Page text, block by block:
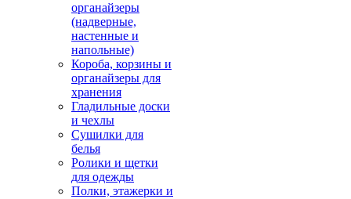
органайзеры
(надверные,
настенные и
напольные)
Короба, корзины и
органайзеры для
хранения
Гладильные доски
и чехлы
Сушилки для
белья
Ролики и щетки
для одежды
Полки, этажерки и